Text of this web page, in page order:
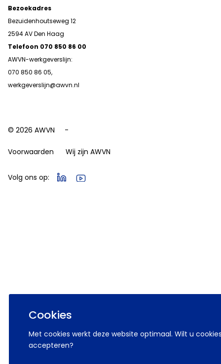
Cookies
Met cookies werkt deze website optimaal. Wilt u
accepteren?
Bezoekadres
Bezuidenhoutseweg 12
2594 AV Den Haag
Telefoon 070 850 86 00
AWVN-werkgeverslijn:
070 850 86 05,
werkgeverslijn@awvn.nl
© 2026 AWVN
Voorwaarden Wij zijn AWVN
Volg ons op: